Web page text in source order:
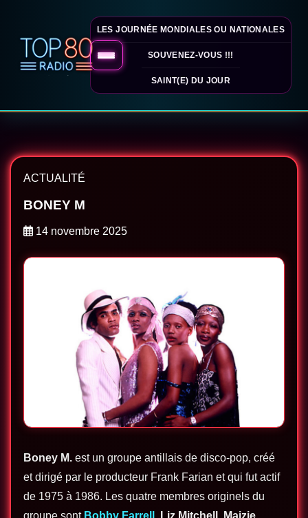
LES JOURNÉE MONDIALES OU NATIONALES
SOUVENEZ-VOUS !!!
SAINT(E) DU JOUR
ACTUALITÉ
BONEY M
14 novembre 2025
Boney M. est un groupe antillais de disco-pop, créé
et dirigé par le producteur Frank Farian et qui fut actif
de 1975 à 1986. Les quatre membres originels du
groupe sont Bobby Farrell , Liz Mitchell, Maizie